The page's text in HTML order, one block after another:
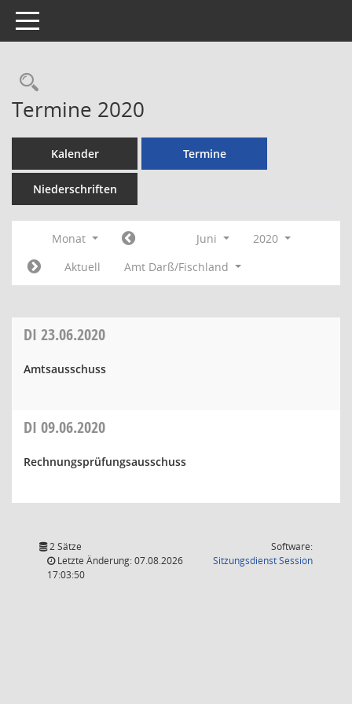
Toggle navigation
Rechercheauswahl
Termine 2020
Kalender Termine
Niederschriften
Monat Juni
2020
Aktuell
Amt Darß/Fischland
DI 23.06.2020
Amtsausschuss
DI 09.06.2020
Rechnungsprüfungsausschuss
2 Sätze
Letzte Änderung: 07.08.2026
17:03:50
Software:
SitzungsdienstSession(Wird in